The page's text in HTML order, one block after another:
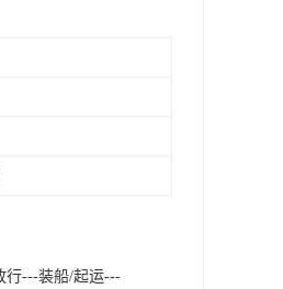
行---装船/起运---